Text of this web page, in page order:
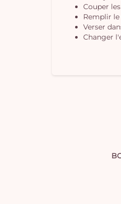
Couper
Remplir le
Verser
Changer